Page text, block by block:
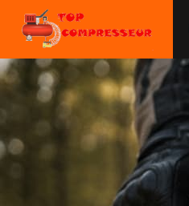
contenu